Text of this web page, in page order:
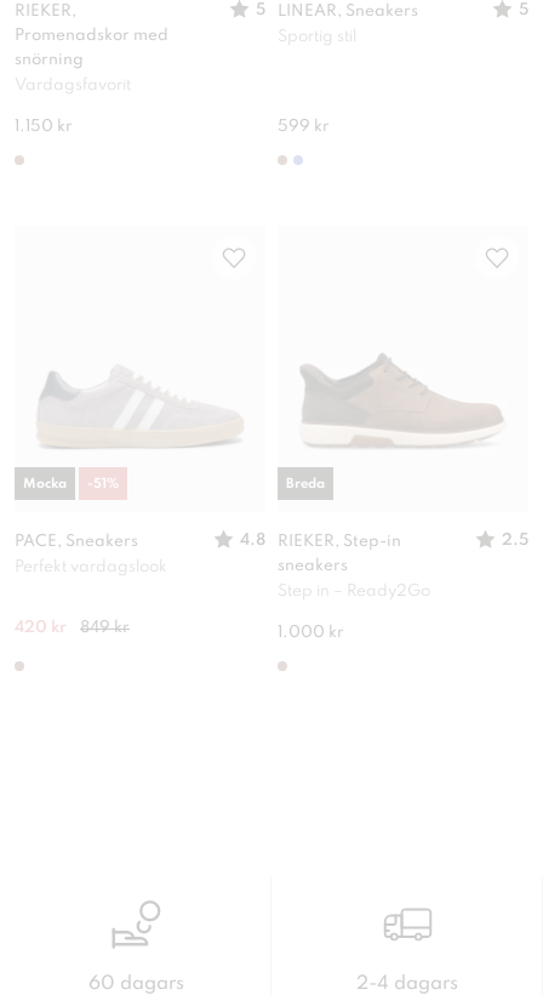
RIEKER,
Promenadskor med
snörning
5
Vardagsfavorit
1.150 kr
LINEAR, Sneakers
5
Sportig stil
599 kr
PACE, Sneakers
4.8
Perfekt vardagslook
420 kr 849 kr
Mocka -51 %
RIEKER, Step-in
sneakers
2.5
Step in – Ready2Go
1.000 kr
Breda
60 dagars
2-4 dagars